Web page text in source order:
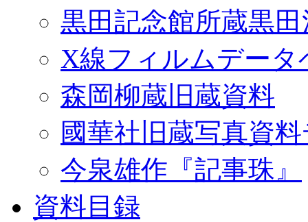
黒田記念館所蔵黒
X線フィルムデータ
森岡柳蔵旧蔵資料
國華社旧蔵写真資
今泉雄作『記事珠』
資料目録